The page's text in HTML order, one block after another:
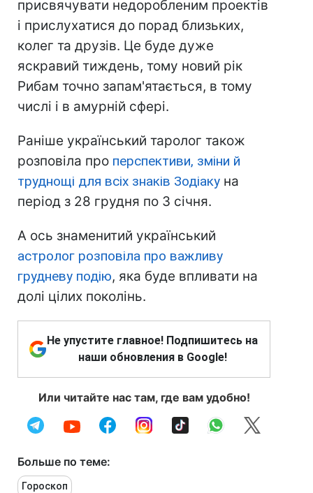
присвячувати недоробленим проектів
і прислухатися до порад близьких,
колег та друзів. Це буде дуже
яскравий тиждень, тому новий рік
Рибам точно запам'ятається, в тому
числі і в амурній сфері.
Раніше український таролог також
розповіла про перспективи, зміни й
труднощі для всіх знаків Зодіаку на
період з 28 грудня по 3 січня.
А ось знаменитий український
астролог розповіла про важливу
грудневу подію, яка буде впливати на
долі цілих поколінь.
Не упустите главное! Подпишитесь на
наши обновления в Google!
Или читайте нас там, где вам удобно!
Больше по теме:
Гороскоп